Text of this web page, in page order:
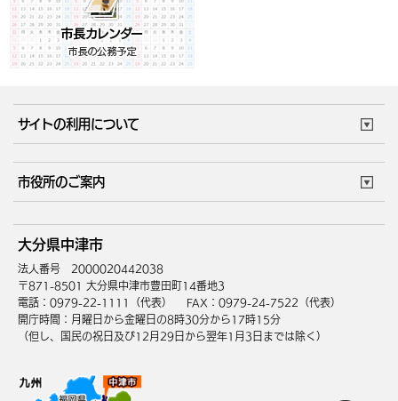
サイトの利用について
サイトマップ
市役所のご案内
庁舎地図 組織案内
中津市へのアクセス
大分県中津市
法人番号 2000020442038
〒871-8501 大分県中津市豊田町14番地3
電話：0979-22-1111（代表）
FAX：0979-24-7522（代表）
開庁時間：月曜日から金曜日の8時30分から17時15分
（但し、国民の祝日及び12月29日から翌年1月3日までは除く）